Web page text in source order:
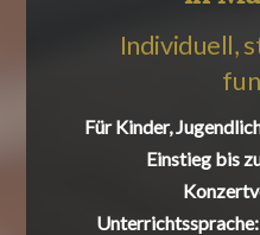
Individuell,
Für Kinder,
Einstieg bis